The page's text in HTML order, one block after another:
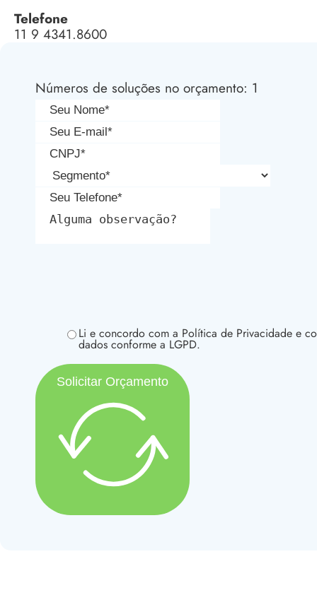
Telefone
11 9 4341.8600
Números de soluções no orçamento: 1
Li e concordo com a Política de Privacidade e
dados conforme a LGPD.
Solicitar Orçamento